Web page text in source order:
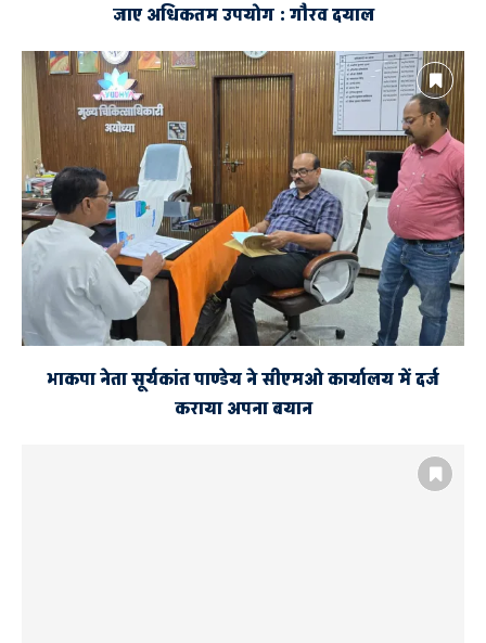
जाए अधिकतम उपयोग : गौरव दयाल
भाकपा नेता सूर्यकांत पाण्डेय ने सीएमओ कार्यालय में दर्ज
कराया अपना बयान